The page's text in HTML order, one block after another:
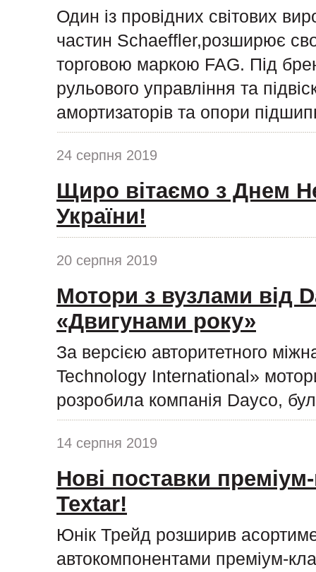
Один із провідних світових
частин Schaeffler,розширює
торговою маркою FAG. Під
рульового управління та
амортизаторів та опори
24 серпня 2019
Щиро вітаємо з Днем
України!
20 серпня 2019
Мотори з вузлами від
«Двигунами року»
За версією авторитетного
Technology International»
розробила компанія Dayco,
14 серпня 2019
Нові поставки
Textar!
Юнік Трейд розширив
автокомпонентами преміум-